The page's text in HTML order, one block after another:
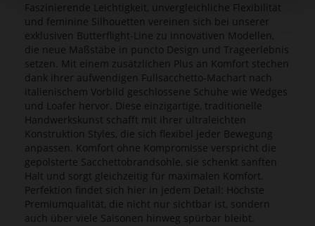
Faszinierende Leichtigkeit, unvergleichliche Flexibilität
und feminine Silhouetten vereinen sich bei unserer
exklusiven Butterflight-Line zu innovativen Modellen,
die neue Maßstäbe in puncto Design und Trageerlebnis
setzen. Mit einem zusätzlichen Plus an Komfort stechen
dank ihrer aufwendigen Fullsacchetto-Machart nach
italienischem Vorbild geschlossene Schuhe wie Wedges
und Loafer hervor. Diese einzigartige, traditionelle
Handwerkskunst schafft mit ihrer ultraleichten
Konstruktion Styles, die sich flexibel jeder Bewegung
anpassen. Komfort ohne Kompromisse verspricht die
gepolsterte Sacchettobrandsohle, sie schenkt sanften
Halt und sorgt gleichzeitig für maximalen Komfort.
Perfektion findet sich hier in jedem Detail: Höchste
Premiumqualität, die nicht nur sichtbar ist, sondern
auch über viele Saisonen hinweg spürbar bleibt.